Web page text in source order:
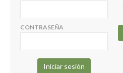
CONTRASEÑA